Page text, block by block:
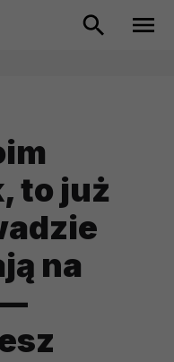
to już
na
—